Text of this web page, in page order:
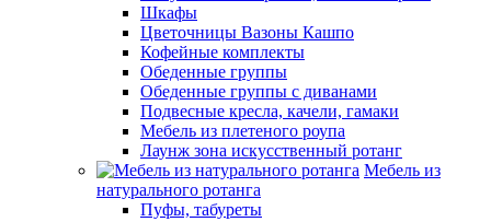
Шкафы
Цветочницы Вазоны Кашпо
Кофейные комплекты
Обеденные группы
Обеденные группы с диванами
Подвесные кресла, качели, гамаки
Мебель из плетеного роупа
Лаунж зона искусственный ротанг
Мебель из
натурального ротанга
Пуфы, табуреты